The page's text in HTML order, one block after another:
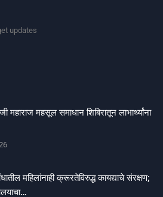
updates
महाराज महसूल समाधान शिबिरातून लाभार्थ्यांना
महिलांनाही क्रूरतेविरुद्ध कायद्याचे संरक्षण;